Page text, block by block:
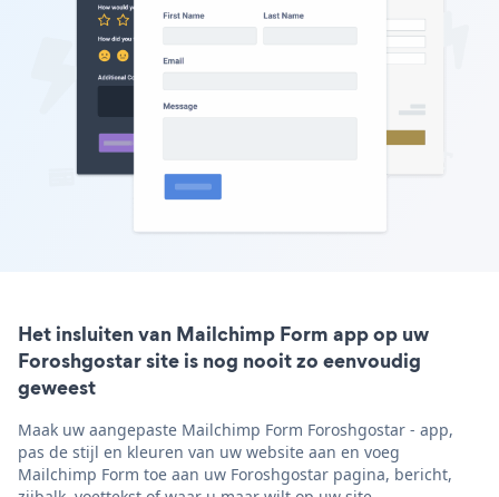
Het insluiten van Mailchimp Form app op uw
Foroshgostar site is nog nooit zo eenvoudig
geweest
Maak uw aangepaste Mailchimp Form Foroshgostar - app,
pas de stijl en kleuren van uw website aan en voeg
Mailchimp Form toe aan uw Foroshgostar pagina, bericht,